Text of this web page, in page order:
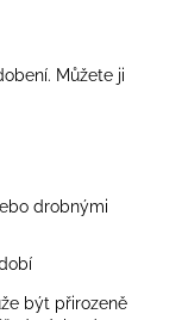
Můžete ji
drobnými
být přirozeně